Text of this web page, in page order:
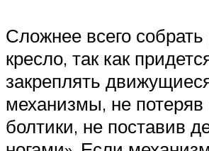
Сложнее всего
кресло, так как
закреплять
механизмы, не потеряв
болтики, не поставив